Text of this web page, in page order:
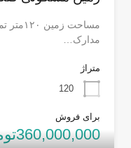
مساحت
مدارک…
متراژ
120
برای فروش
360,000,000تومان